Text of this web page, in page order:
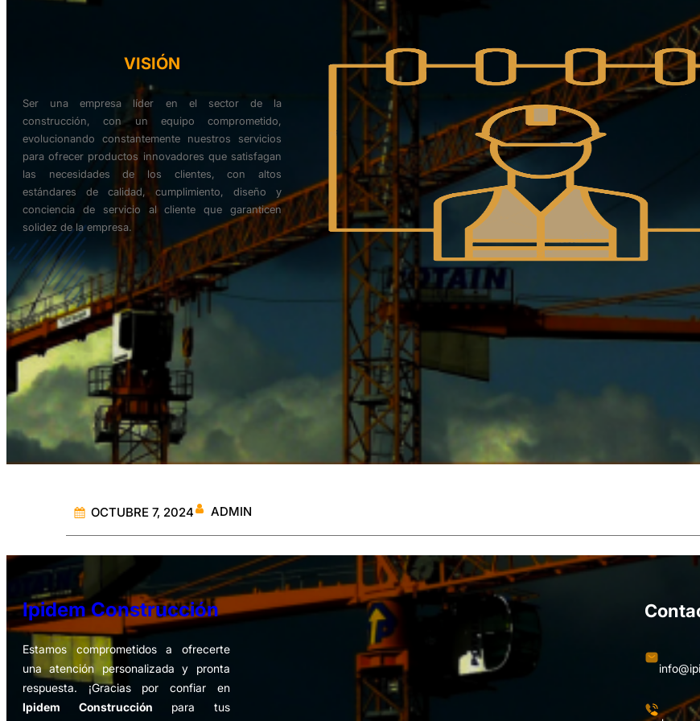
VISIÓN
Ser una empresa líder en el sector de la
construcción, con un equipo comprometido,
evolucionando constantemente nuestros servicios
para ofrecer productos innovadores que satisfagan
las necesidades de los clientes, con altos
estándares de calidad, cumplimiento, diseño y
conciencia de servicio al cliente que garanticen
solidez de la empresa.
OCTUBRE 7, 2024 ADMIN
Ipidem Construcción
Estamos comprometidos a ofrecerte
una atención personalizada y pronta
respuesta. ¡Gracias por confiar en
Ipidem Construcción para tus